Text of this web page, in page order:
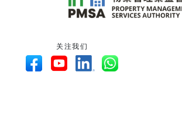
关注我们